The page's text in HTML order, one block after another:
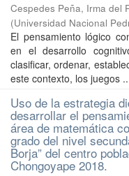
Cespedes Peña, Irma del
(Universidad Nacional
El pensamiento lógico
en el desarrollo
clasificar, ordenar,
este contexto, los juegos
Uso de la estrategia
desarrollar el
área de matemática
grado del nivel
Borja” del centro
Chongoyape 2018.